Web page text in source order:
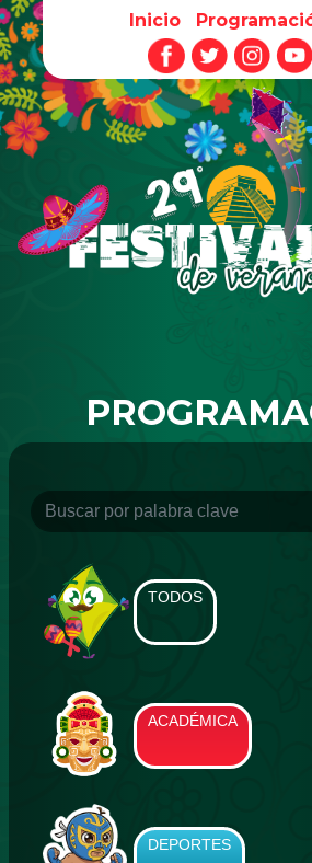
Pasar al contenido principal
Inicio
TODOS
ACADÉMICA
DEPORTES